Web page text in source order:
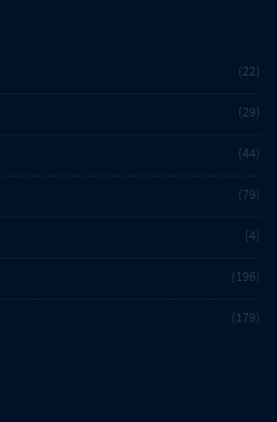
22
29
44
79
4
196
179